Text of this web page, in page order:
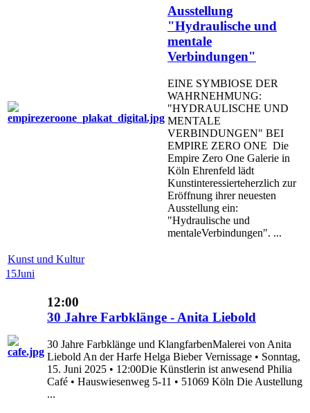
Ausstellung
"Hydraulische und
mentale
Verbindungen"
EINE SYMBIOSE DER
WAHRNEHMUNG:
"HYDRAULISCHE UND
MENTALE
VERBINDUNGEN" BEI
EMPIRE ZERO ONE Die
Empire Zero One Galerie in
Köln Ehrenfeld lädt
Kunstinteressierteherzlich zur
Eröffnung ihrer neuesten
Ausstellung ein:
"Hydraulische und
mentaleVerbindungen". ...
Kunst und Kultur
15Juni
12:00
30 Jahre Farbklänge - Anita Liebold
30 Jahre Farbklänge und KlangfarbenMalerei von Anita
Liebold An der Harfe Helga Bieber Vernissage • Sonntag,
15. Juni 2025 • 12:00Die Künstlerin ist anwesend Philia
Café • Hauswiesenweg 5-11 • 51069 Köln Die Austellung
...